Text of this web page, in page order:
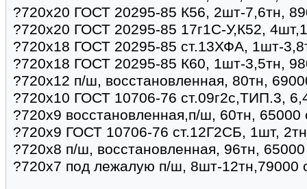
?720х20 ГОСТ 20295-85 К56, 2шт-7,6тн,
?720х20 ГОСТ 20295-85 17г1С-У,К52,
?720х18 ГОСТ 20295-85 ст.13ХФА, 1шт-
?720х18 ГОСТ 20295-85 К60, 1шт-3,5тн,
?720х12 п/ш, восстановленная, 80тн,
?720х10 ГОСТ 10706-76 ст.09г2с,ТИП.3,
?720х9 восстановленная,п/ш, 60тн, 65000
?720х9 ГОСТ 10706-76 ст.12Г2СБ, 1шт,
?720х8 п/ш, восстановленная, 96тн,
?720х7 под лежалую п/ш, 8шт-12тн,79000